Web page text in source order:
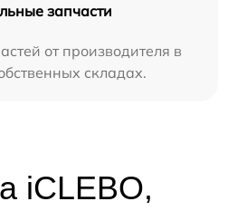
запчасти
от производителя в
складах.
iCLEBO,